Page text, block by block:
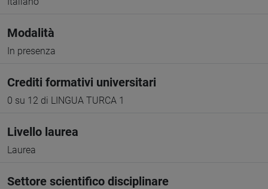
Modalità
In presenza
Crediti formativi universitari
0 su 12 di LINGUA TURCA 1
Livello laurea
Laurea
Settore scientifico disciplinare